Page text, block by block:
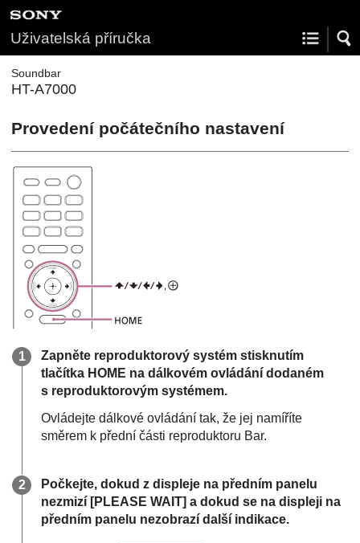
Uživatelská příručka
Soundbar
HT-A7000
Provedení počátečního nastavení
Zapněte reproduktorový systém stisknutím
tlačítka HOME na dálkovém ovládání dodaném
s reproduktorovým systémem.
Ovládejte dálkové ovládání tak, že jej namíříte
směrem k přední části reproduktoru Bar.
Počkejte, dokud z displeje na předním panelu
nezmizí [PLEASE WAIT] a dokud se na displeji na
předním panelu nezobrazí další indikace.